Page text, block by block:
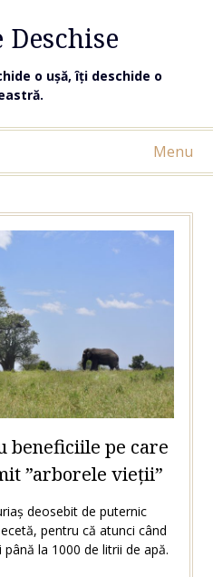
o ușă, îți deschide o
Menu
beneficiile pe care
”arborele vieții”
deosebit de puternic
pentru că atunci când
la 1000 de litrii de apă.